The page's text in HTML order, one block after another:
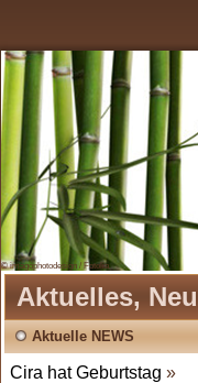
© imagophotodesign / Fotolia
Aktuelles,
Aktuelle NEWS
Cira hat Geburtstag »